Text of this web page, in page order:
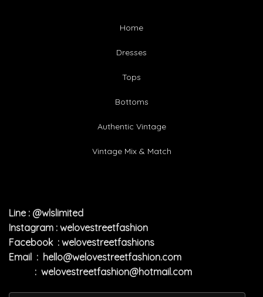
Home
Dresses
Tops
Bottoms
Authentic Vintage
Vintage Mix & Match
Line : @wlslimited
Instagram : welovestreetfashion
Facebook : welovestreetfashions
Email : hello@welovestreetfashion.com
: welovestreetfashion@hotmail.com